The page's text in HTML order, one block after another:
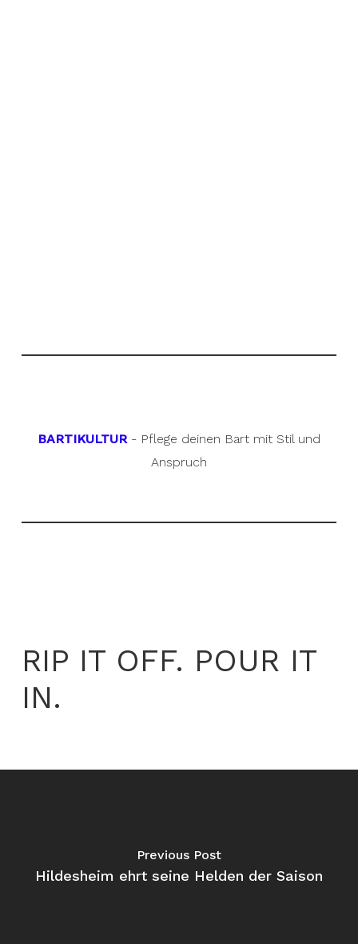
BARTIKULTUR- Pflege deinen Bart mit Stil und
Anspruch
RIP IT OFF. POUR IT
IN.
Previous Post
Hildesheim ehrt seine Helden der Saison